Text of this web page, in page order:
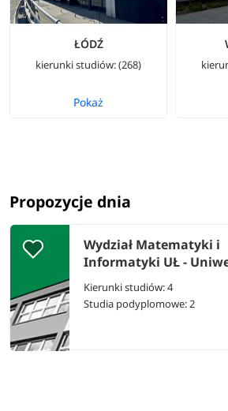
ŁÓDŹ
kierunki studiów: (268)
Pokaż
Propozycje dnia
Wydział Matematyki i
Informatyki UŁ -
Łódzki
Kierunki studiów: 4
Studia podyplomowe: 2